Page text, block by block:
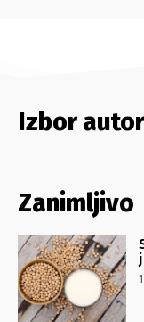
Izbor
Zanimljivo